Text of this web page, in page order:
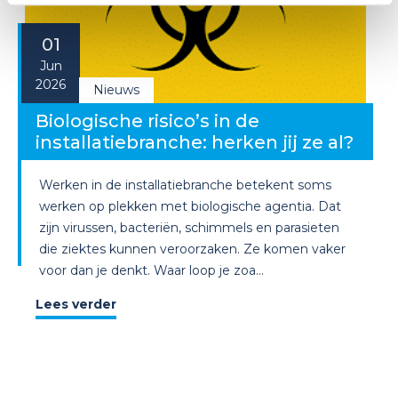
01
Jun
2026
Nieuws
Biologische risico’s in de
installatiebranche: herken jij ze al?
Werken in de installatiebranche betekent soms
werken op plekken met biologische agentia. Dat
zijn virussen, bacteriën, schimmels en parasieten
die ziektes kunnen veroorzaken. Ze komen vaker
voor dan je denkt. Waar loop je zoa...
Lees verder